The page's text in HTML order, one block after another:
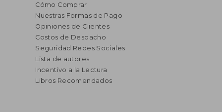
Cómo Comprar
Nuestras Formas de Pago
Opiniones de Clientes
Costos de Despacho
Seguridad Redes Sociales
Lista de autores
Incentivo a la Lectura
Libros Recomendados